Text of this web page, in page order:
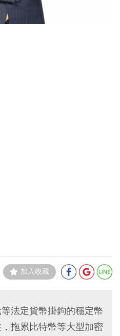
加入收藏
法定貨幣掛鉤的穩定幣
拖累比特幣等大型加密